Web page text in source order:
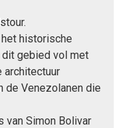
historische
dit gebied vol met
architectuur
de Venezolanen die
van Simon Bolivar